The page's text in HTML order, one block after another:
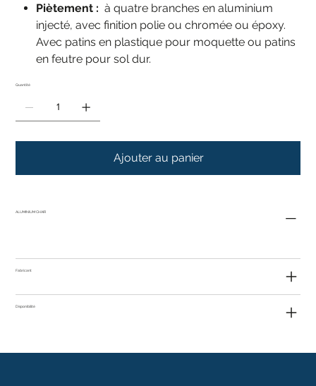
Piètement : à quatre branches en aluminium
injecté, avec finition polie ou chromée ou époxy.
Avec patins en plastique pour moquette ou patins
en feutre pour sol dur.
Quantité
Ajouter au panier
ALUMINIUM CHAIR
Fabricant
Disponibilité